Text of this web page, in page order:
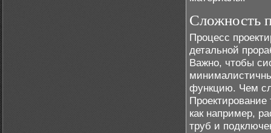
Сложность
Процесс
детальной
Важно, чтобы
функцию. Чем
как например,
труб и